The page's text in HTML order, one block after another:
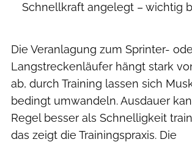
Schnellkraft angelegt – wichtig
Die Veranlagung zum Sprinter-
Langstreckenläufer hängt stark
ab, durch Training lassen sich
bedingt umwandeln.Ausdauer
Regel besser als Schnelligkeit
das zeigt die Trainingspraxis. Die